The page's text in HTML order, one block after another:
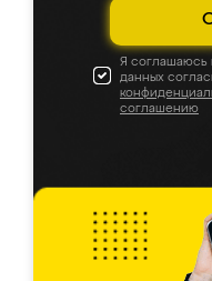
Я соглашаюсь
данных
соглашению